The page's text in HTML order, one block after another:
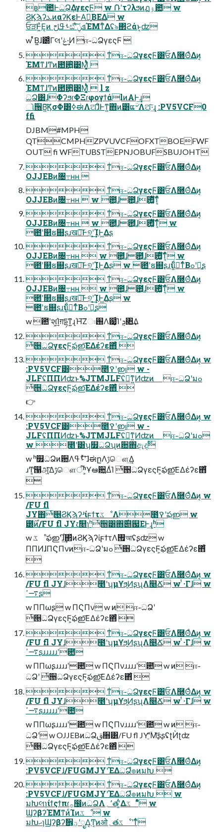
ʙ఺ͰධՁ͢ΔγεςϜ w ݁Ռʹτʔλϧͷฏۉ఺ w
ϨϏϡʔܥͷαʔϏεͰΑ͘༻͍ΒΕΔ w
ਓੜͰ͍ͣΕ͔ͷࢀߟࢦඪʹͨ͠ܦݧΈΜͳ͋Δʢ৯΂ϩάͱ͔ʣ
w ͬͯ͘Β͍ɺ౰ͨΓલʹݟ·͢Ͷ ஈ֊ධՁγεςϜ 
 ͳͥஈ֊ධՁγεςϜ͸ਓΛ࿭ΘͤΔͷ͔
ΈΜͳɺͲͷ఺਺͍ͪ͹Μ͚͕͔ͭͪ 
 ͳͥஈ֊ධՁγεςϜ͸ਓΛ࿭ΘͤΔͷ͔
ΈΜͳɺͲͷ఺਺͍ͪ͹Μ͚͕͔ͭͪ  l z
ධՁ͸ɺΦʔϧɾΦΞɾφογϯάlͷΑ͏Ͱ͢ɻ
ૉ੖Β͍͠ϏσΦ͸ߦಈΛଅ͠ɺͦ͏Ͱͳ͍΋ͷ͸ແؔ৺Λଅ͠·͢ɻ :PV5VCF0
ffi
DJBM#MPH
QTCMPHZPVUVCFOFXTBOEFWF
OUT fi WFTUBSTEPNJOBUFSBUJOHT
 ͳͥஈ֊ධՁγεςϜ͸ਓΛ࿭ΘͤΔͷ͔
OJJEBͷ৔߹ʜʜ 
 ͳͥஈ֊ධՁγεςϜ͸ਓΛ࿭ΘͤΔͷ͔
OJJEBͷ৔߹ʜʜ  w ఺͔ɺ఺͔ɺ఺͔͚ͭͯ͠ͳ͔ͬͨ
 ͳͥஈ֊ධՁγεςϜ͸ਓΛ࿭ΘͤΔͷ͔
OJJEBͷ৔߹ʜʜ  w ఺͔ɺ఺͔ɺ఺͔͚ͭͯ͠ͳ͔ͬͨ w
఺ʹ௒ຬ଍ʂɹख์͠Ͱ୭͔ʹ͓͢͢ΊͰ͖Δʂ
 ͳͥஈ֊ධՁγεςϜ͸ਓΛ࿭ΘͤΔͷ͔
OJJEBͷ৔߹ʜʜ  w ఺͔ɺ఺͔ɺ఺͔͚ͭͯ͠ͳ͔ͬͨ w
఺ʹ௒ຬ଍ʂɹख์͠Ͱ୭͔ʹ͓͢͢ΊͰ͖Δʂ w ఺ʹຬ଍ʂɹίί͚ͩྑ͘ͳͬͨΒߋʹྑ͍ʂ
 ͳͥஈ֊ධՁγεςϜ͸ਓΛ࿭ΘͤΔͷ͔
OJJEBͷ৔߹ʜʜ  w ఺͔ɺ఺͔ɺ఺͔͚ͭͯ͠ͳ͔ͬͨ w
఺ʹ௒ຬ଍ʂɹख์͠Ͱ୭͔ʹ͓͢͢ΊͰ͖Δʂ w
఺ʹຬ଍ʂɹίί͚ͩྑ͘ͳͬͨΒߋʹྑ͍ʂ
w ఺ʹશ͓͘͢͢Ίग़དྷͳ͍ɻΉ͠Ζඃ֐Λ๷͙ͨΊʹܯ৊͢Δ
 ͳͥஈ֊ධՁγεςϜ͸ਓΛ࿭ΘͤΔͷ͔
ͭ੕ධՁγεςϜ͕ఫഇ͞ΕΔέʔε΋͋ͬͨ 
 ͳͥஈ֊ධՁγεςϜ͸ਓΛ࿭ΘͤΔͷ͔ w
:PV5VCF͸೥ࠒʹഇࢭ w -
JLFʢΠΠͶʣͱ%JTMJLFʢྑ͘ͳ͍Ͷʣͷ ஈ֊ධՁʹมߋ
ͭ੕ධՁγεςϜ͕ఫഇ͞ΕΔέʔε΋͋ͬͨ 
👉
 ͳͥஈ֊ධՁγεςϜ͸ਓΛ࿭ΘͤΔͷ͔ w
:PV5VCF͸೥ࠒʹഇࢭ w -
JLFʢΠΠͶʣͱ%JTMJLFʢྑ͘ͳ͍Ͷʣͷ ஈ֊ධՁʹมߋ
w ೥ʹ͸ʮ௿ධՁʯͷ਺΋ඇදࣔ
w ʰ௿ධՁͷ਺Λࢀߟʹͯ͠ɺಈըΛࢹௌ͢Δ͔
ɹͲ͏͔൑அ͍ͯ͠Δࢹௌऀʱ͕Ұఆ਺͍ΔͨΊ ͭ੕ධՁγεςϜ͕ఫഇ͞ΕΔέʔε΋͋ͬͨ

 ͳͥஈ֊ධՁγεςϜ͸ਓΛ࿭ΘͤΔͷ͔ w
/FU fl
JY΋ͭ੕ϨϏϡʔʴίϝϯτػೳΛ೥ࠒʹఫഇ w
౰࣌ͷ/FU fl JY෭ࣾ௕ɿʰͭ੕͸΋͏࣌୅஗ΕͰ͢ɻʱ
w ػೳఫഇ࣌ʹɺ͢΂ͯͷϨϏϡʔίϝϯτΛ࡟আʢʂʣ w
ΠΠͶɺΠϚΠνͷஈ֊ධՁʹมߋ ͭ੕ධՁγεςϜ͕ఫഇ͞ΕΔέʔε΋͋ͬͨ

 ͳͥஈ֊ධՁγεςϜ͸ਓΛ࿭ΘͤΔͷ͔ w
/FU fl JYɺ೥ʹʮμϒϧ͍͍ͶʂʯΛ௥Ճ w ͭ·Γɺ w
࠷ߴʂ
w ΠΠωʂ w ΠϚΠν w ͷ ஈ֊ධՁʹ
ͭ੕ධՁγεςϜ͕ఫഇ͞ΕΔέʔε΋͋ͬͨ 
 ͳͥஈ֊ධՁγεςϜ͸ਓΛ࿭ΘͤΔͷ͔ w
/FU fl JYɺ೥ʹʮμϒϧ͍͍ͶʂʯΛ௥Ճ w ͭ·Γɺ w
࠷ߴʂɹɹɹɹɹʹ఺
w ΠΠωʂɹɹɹɹʹ఺ w ΠϚΠνɹɹɹɹʹ఺ w ͷ ஈ֊
ධՁʹ ͭ੕ධՁγεςϜ͕ఫഇ͞ΕΔέʔε΋͋ͬͨ 
 ͳͥஈ֊ධՁγεςϜ͸ਓΛ࿭ΘͤΔͷ͔ w
/FU fl JYɺ೥ʹʮμϒϧ͍͍ͶʂʯΛ௥Ճ w ͭ·Γɺ w
࠷ߴʂɹɹɹɹɹʹ఺
w ΠΠωʂɹɹɹɹʹ఺ w ΠϚΠνɹɹɹɹʹ఺ w ͷ ஈ֊
ධՁʹ w OJJEBͷධՁࢥ૝͸/FU fl JYʹ͔ۙͬͨΜ͝ʂʂʢʈЍʈʣ
ͭ੕ධՁγεςϜ͕ఫഇ͞ΕΔέʔε΋͋ͬͨ 
 ͳͥஈ֊ධՁγεςϜ͸ਓΛ࿭ΘͤΔͷ͔
:PV5VCFɺ/FUGMJYʹΈΔධՁํ๏ͷมԽ 
 ͳͥஈ֊ධՁγεςϜ͸ਓΛ࿭ΘͤΔͷ͔
:PV5VCFɺ/FUGMJYʹΈΔධՁํ๏ͷมԽ  w
มԽલɿίϯςϯπɾ࡞඼ͷධՁΛ٬؍తʹ͚ͭΔػೳͩͬͨ w
ϢʔβʔΈΜͳͷͨΊͷػೳ w
มԽޙɿϢʔβʔࣗ਎͕ؾʹೖΔ͔Ͳ͏͔ͷओ؍తػೳʹͳͬͨ